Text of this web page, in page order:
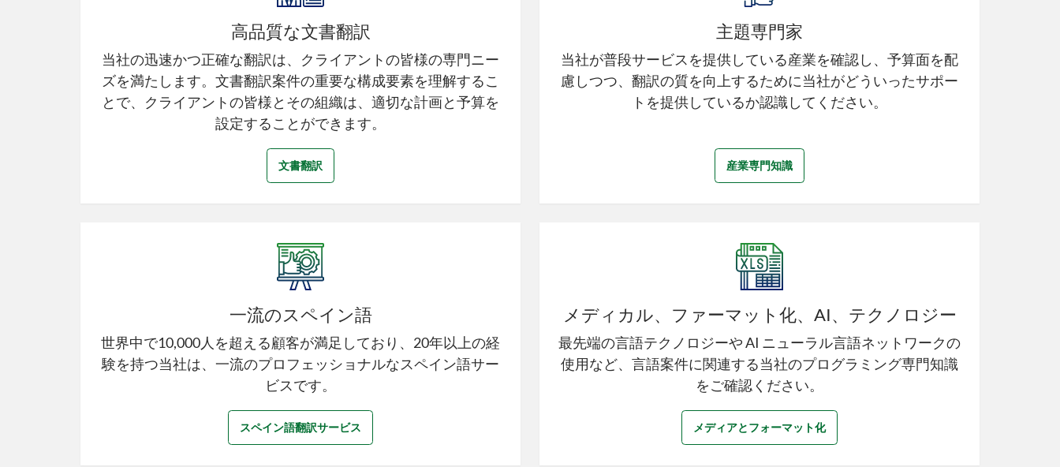
高品質な文書翻訳
当社の迅速かつ正確な翻訳は、クライアントの皆様の専門ニー
ズを満たします。文書翻訳案件の重要な構成要素を理解するこ
とで、クライアントの皆様とその組織は、適切な計画と予算を
設定することができます。
文書翻訳
主題専門家
当社が普段サービスを提供している産業を確認し、予算面を配
慮しつつ、翻訳の質を向上するために当社がどういったサポー
トを提供しているか認識してください。
産業専門知識
一流のスペイン語
世界中で10,000人を超える顧客が満足しており、20年以上の経
験を持つ当社は、一流のプロフェッショナルなスペイン語サー
ビスです。
スペイン語翻訳サービス
メディカル、ファーマット化、AI、テクノロジー
最先端の言語テクノロジーや AI ニューラル言語ネットワークの
使用など、言語案件に関連する当社のプログラミング専門知識
をご確認ください。
メディアとフォーマット化